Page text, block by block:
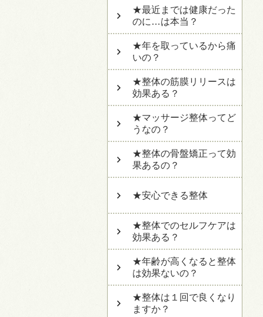
★最近までは健康だった
のに…は本当？
★年を取っているから痛
いの？
★整体の筋膜リリースは
効果ある？
★マッサージ整体ってど
うなの？
★整体の骨盤矯正って効
果あるの？
★安心できる整体
★整体でのセルフケアは
効果ある？
★年齢が高くなると整体
は効果ないの？
★整体は１回で良くなり
ますか？